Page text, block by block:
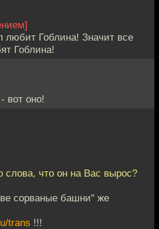
Гоблина! Значит все
Гоблина!
вот оно!
слова, что он на Вас вырос?
сорваные башни" же
trans !!!